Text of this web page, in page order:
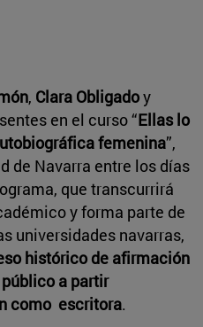
, Clara Obligadoy
en el curso “Ellas lo
femenina”,
de Navarra entre los días
que transcurrirá
y forma parte de
universidades navarras,
histórico de afirmación
a partir
como escritora.